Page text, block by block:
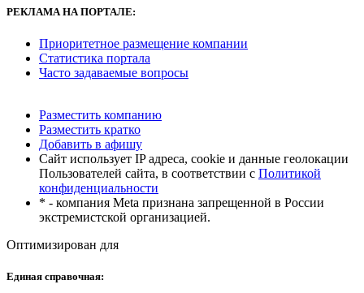
РЕКЛАМА НА ПОРТАЛЕ:
Приоритетное размещение компании
Статистика портала
Часто задаваемые вопросы
Разместить компанию
Разместить кратко
Добавить в афишу
Сайт использует IP адреса, cookie и данные геолокации
Пользователей сайта, в соответствии с Политикой
конфиденциальности
* - компания Meta признана запрещенной в России
экстремистской организацией.
Оптимизирован для
Единая справочная: